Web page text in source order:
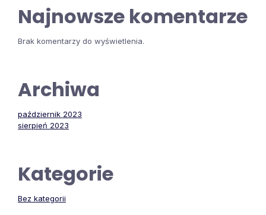
Najnowsze komentarze
Brak komentarzy do wyświetlenia.
Archiwa
październik 2023
sierpień 2023
Kategorie
Bez kategorii